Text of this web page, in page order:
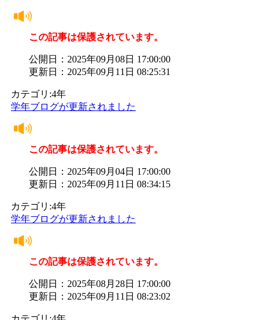
この記事は保護されています。
公開日：2025年09月08日 17:00:00
更新日：2025年09月11日 08:25:31
カテゴリ:4年
学年ブログが更新されました
この記事は保護されています。
公開日：2025年09月04日 17:00:00
更新日：2025年09月11日 08:34:15
カテゴリ:4年
学年ブログが更新されました
この記事は保護されています。
公開日：2025年08月28日 17:00:00
更新日：2025年09月11日 08:23:02